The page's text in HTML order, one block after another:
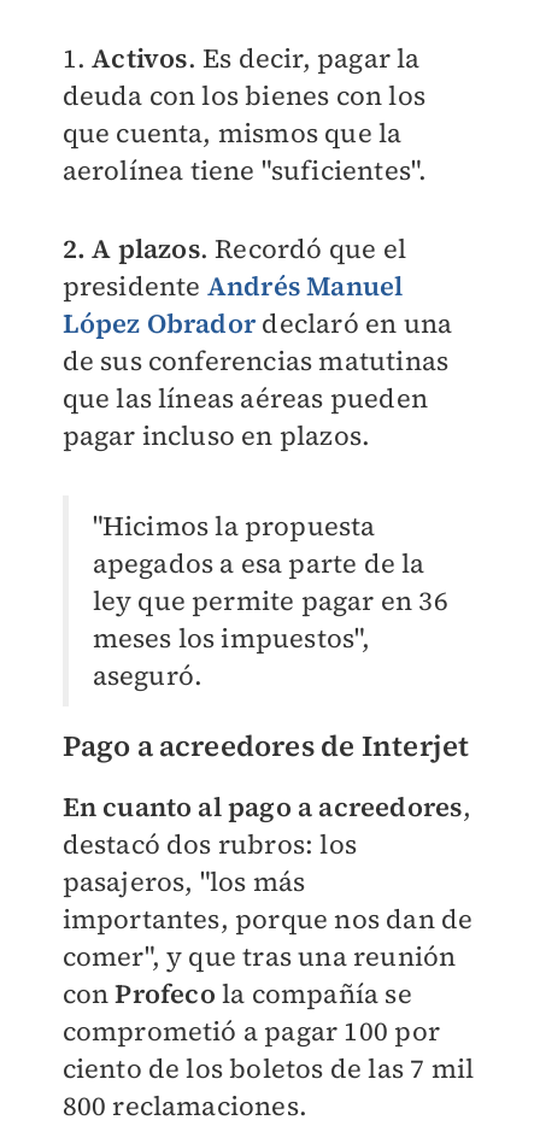
1.Activos. Es decir, pagar la
deuda con los bienes con los
que cuenta, mismos que la
aerolínea tiene "suficientes".
2. A plazos. Recordó que el
presidente Andrés Manuel
López Obradordeclaró en una
de sus conferencias matutinas
que las líneas aéreas pueden
pagar incluso en plazos.
"Hicimos la propuesta
apegados a esa parte de la
ley que permite pagar en 36
meses los impuestos",
aseguró.
Pago a acreedores de Interjet
En cuanto al pago a acreedores,
destacó dos rubros: los
pasajeros, "los más
importantes, porque nos dan de
comer", y que tras una reunión
conProfeco la compañía se
comprometió a pagar 100 por
ciento de los boletos de las 7 mil
800 reclamaciones.